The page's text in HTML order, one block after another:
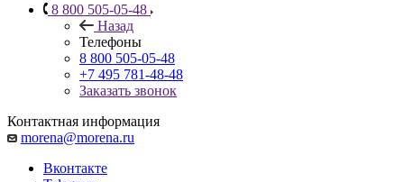
8 800 505-05-48
Назад
Телефоны
8 800 505-05-48
+7 495 781-48-48
Заказать звонок
Контактная информация
morena@morena.ru
Вконтакте